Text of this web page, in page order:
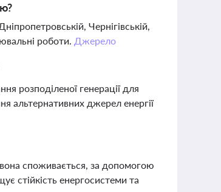
Чернігівській,
роботи. Джерело
розподіленої генерації для
альтернативних джерел енергії
споживається, за допомогою
стійкість енергосистеми та